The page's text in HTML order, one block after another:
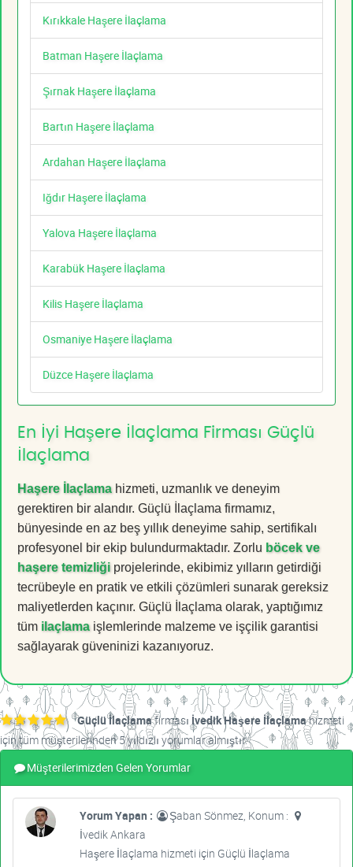
Kırıkkale Haşere İlaçlama
Batman Haşere İlaçlama
Şırnak Haşere İlaçlama
Bartın Haşere İlaçlama
Ardahan Haşere İlaçlama
Iğdır Haşere İlaçlama
Yalova Haşere İlaçlama
Karabük Haşere İlaçlama
Kilis Haşere İlaçlama
Osmaniye Haşere İlaçlama
Düzce Haşere İlaçlama
En İyi Haşere İlaçlama Firması Güçlü
İlaçlama
Haşere İlaçlamahizmeti, uzmanlık ve deneyim
gerektiren bir alandır. Güçlü İlaçlama firmamız,
bünyesinde en az beş yıllık deneyime sahip, sertifikalı
profesyonel bir ekip bulundurmaktadır. Zorlu böcek ve
haşere temizliği projelerinde, ekibimiz yılların getirdiği
tecrübeyle en pratik ve etkili çözümleri sunarak gereksiz
maliyetlerden kaçınır. Güçlü İlaçlama olarak, yaptığımız
tüm ilaçlamaişlemlerinde malzeme ve işçilik garantisi
sağlayarak güveninizi kazanıyoruz.
Güçlü İlaçlamafirması İvedik Haşere İlaçlamahizmeti
için tüm müşterilerinden 5 yıldızlı yorumlar almıştır.
Müşterilerimizden Gelen Yorumlar
Yorum Yapan :
Şaban Sönmez, Konum :
İvedik Ankara
Haşere İlaçlama hizmeti için Güçlü İlaçlama